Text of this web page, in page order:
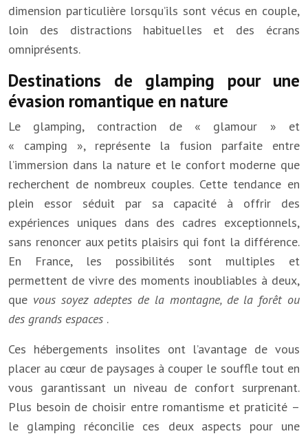
dimension particulière lorsqu’ils sont vécus en couple,
loin des distractions habituelles et des écrans
omniprésents.
Destinations de glamping pour une
évasion romantique en nature
Le glamping, contraction de « glamour » et
« camping », représente la fusion parfaite entre
l’immersion dans la nature et le confort moderne que
recherchent de nombreux couples. Cette tendance en
plein essor séduit par sa capacité à offrir des
expériences uniques dans des cadres exceptionnels,
sans renoncer aux petits plaisirs qui font la différence.
En France, les possibilités sont multiples et
permettent de vivre des moments inoubliables à deux,
que vous soyez adeptes de la montagne, de la forêt ou
des grands espaces .
Ces hébergements insolites ont l’avantage de vous
placer au cœur de paysages à couper le souffle tout en
vous garantissant un niveau de confort surprenant.
Plus besoin de choisir entre romantisme et praticité –
le glamping réconcilie ces deux aspects pour une